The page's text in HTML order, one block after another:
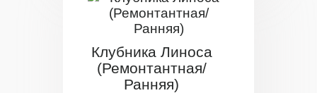
Клубника Линоса
(Ремонтантная/
Ранняя)